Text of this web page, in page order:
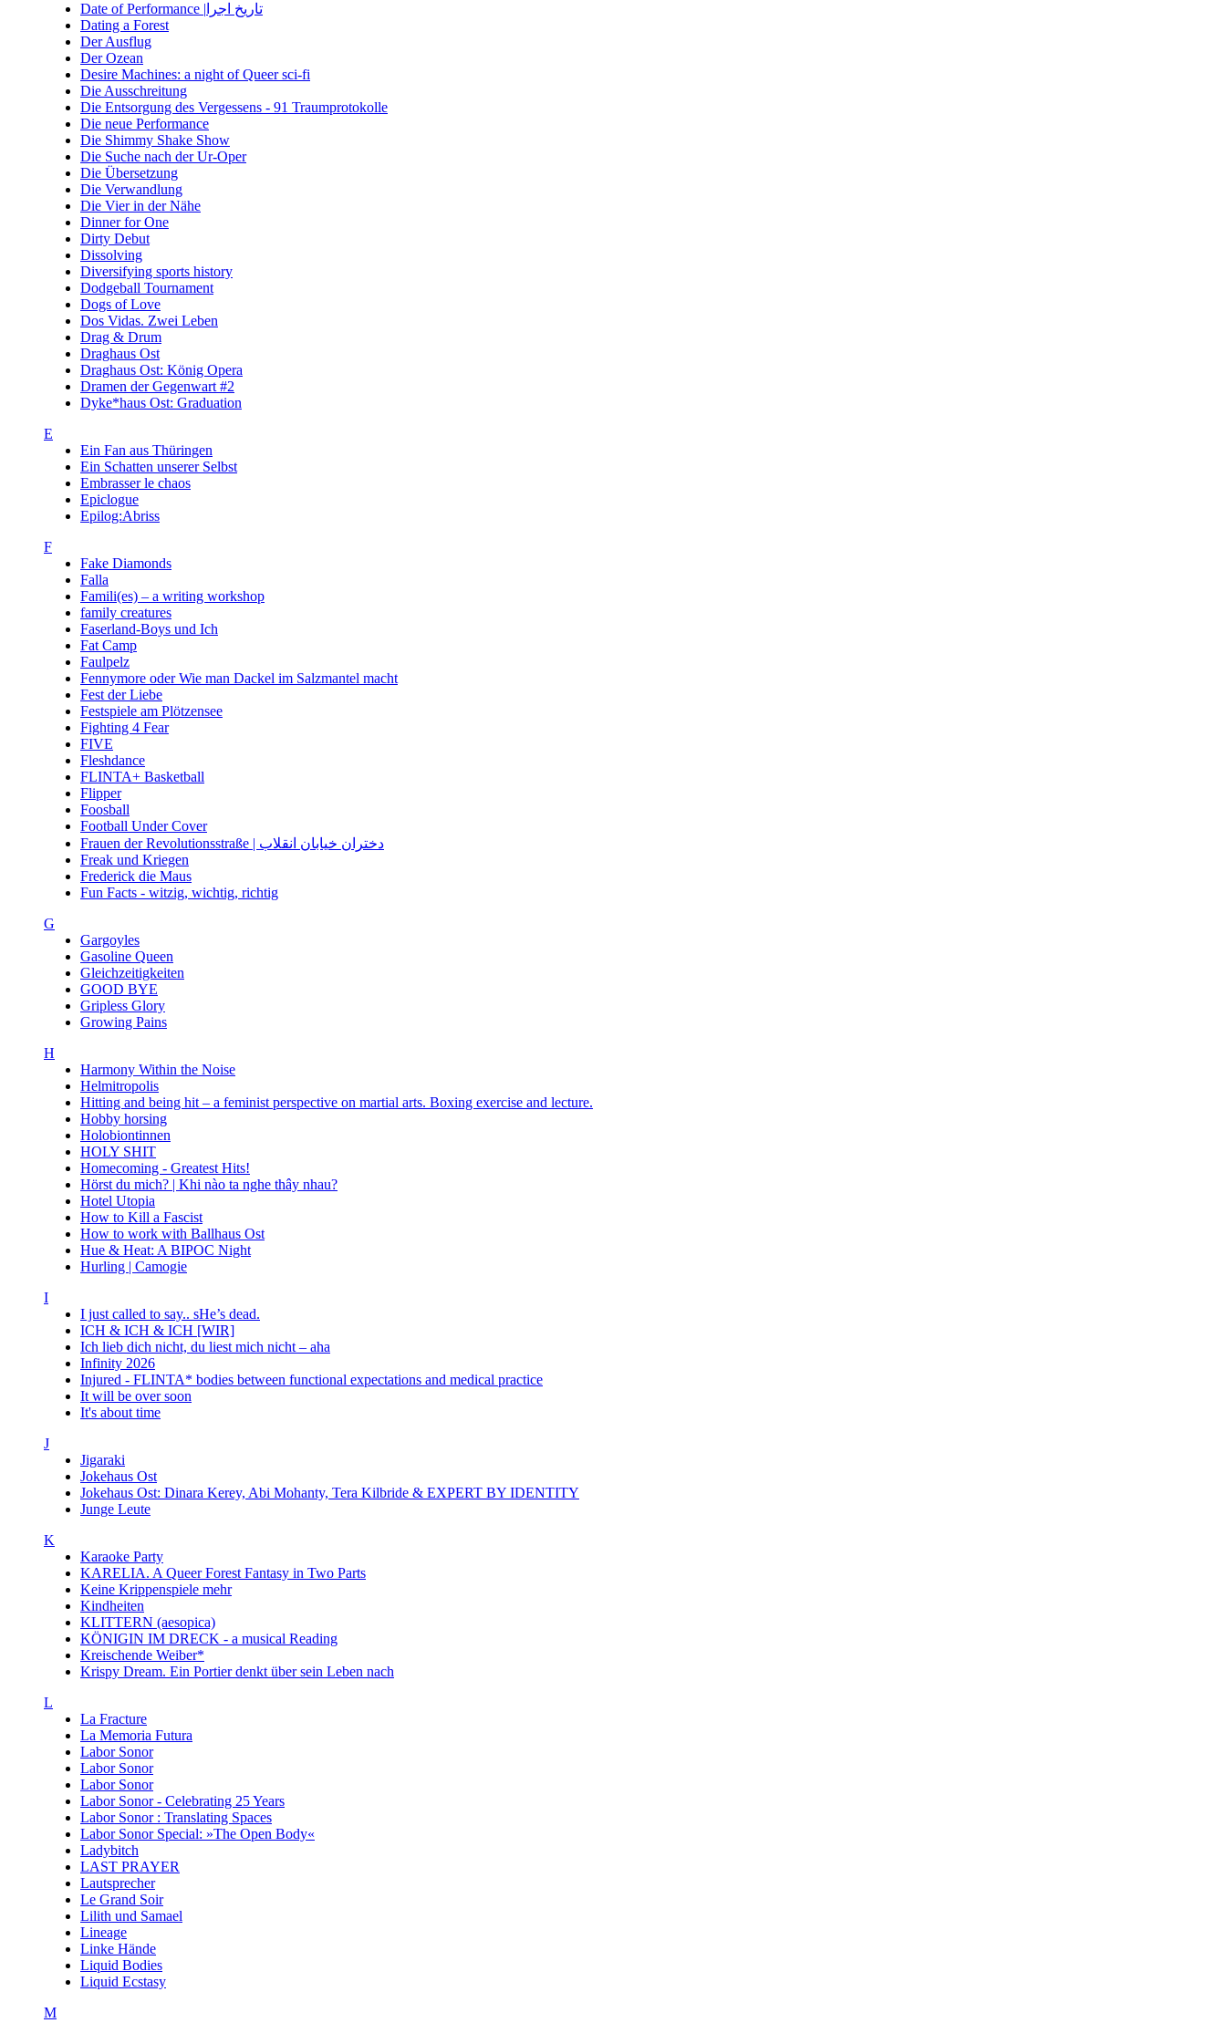
Date of Performance |تاریخ اجرا
Dating a Forest
Der Ausflug
Der Ozean
Desire Machines: a night of Queer sci-fi
Die Ausschreitung
Die Entsorgung des Vergessens - 91 Traumprotokolle
Die neue Performance
Die Shimmy Shake Show
Die Suche nach der Ur-Oper
Die Übersetzung
Die Verwandlung
Die Vier in der Nähe
Dinner for One
Dirty Debut
Dissolving
Diversifying sports history
Dodgeball Tournament
Dogs of Love
Dos Vidas. Zwei Leben
Drag & Drum
Draghaus Ost
Draghaus Ost: König Opera
Dramen der Gegenwart #2
Dyke*haus Ost: Graduation
E
Ein Fan aus Thüringen
Ein Schatten unserer Selbst
Embrasser le chaos
Epiclogue
Epilog:Abriss
F
Fake Diamonds
Falla
Famili(es) – a writing workshop
family creatures
Faserland-Boys und Ich
Fat Camp
Faulpelz
Fennymore oder Wie man Dackel im Salzmantel macht
Fest der Liebe
Festspiele am Plötzensee
Fighting 4 Fear
FIVE
Fleshdance
FLINTA+ Basketball
Flipper
Foosball
Football Under Cover
Frauen der Revolutionsstraße | دختران خیابان انقلاب
Freak und Kriegen
Frederick die Maus
Fun Facts - witzig, wichtig, richtig
G
Gargoyles
Gasoline Queen
Gleichzeitigkeiten
GOOD BYE
Gripless Glory
Growing Pains
H
Harmony Within the Noise
Helmitropolis
Hitting and being hit – a feminist perspective on martial arts. Boxing exercise and lecture.
Hobby horsing
Holobiontinnen
HOLY SHIT
Homecoming - Greatest Hits!
Hörst du mich? | Khi nào ta nghe thây nhau?
Hotel Utopia
How to Kill a Fascist
How to work with Ballhaus Ost
Hue & Heat: A BIPOC Night
Hurling | Camogie
I
I just called to say.. sHe’s dead.
ICH & ICH & ICH [WIR]
Ich lieb dich nicht, du liest mich nicht – aha
Infinity 2026
Injured - FLINTA* bodies between functional expectations and medical practice
It will be over soon
It's about time
J
Jigaraki
Jokehaus Ost
Jokehaus Ost: Dinara Kerey, Abi Mohanty, Tera Kilbride & EXPERT BY IDENTITY
Junge Leute
K
Karaoke Party
KARELIA. A Queer Forest Fantasy in Two Parts
Keine Krippenspiele mehr
Kindheiten
KLITTERN (aesopica)
KÖNIGIN IM DRECK - a musical Reading
Kreischende Weiber*
Krispy Dream. Ein Portier denkt über sein Leben nach
L
La Fracture
La Memoria Futura
Labor Sonor
Labor Sonor
Labor Sonor
Labor Sonor - Celebrating 25 Years
Labor Sonor : Translating Spaces
Labor Sonor Special: »The Open Body«
Ladybitch
LAST PRAYER
Lautsprecher
Le Grand Soir
Lilith und Samael
Lineage
Linke Hände
Liquid Bodies
Liquid Ecstasy
M